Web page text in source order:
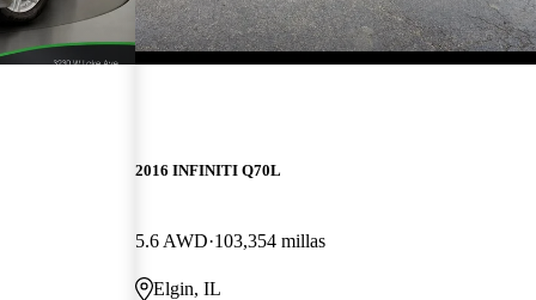
2016 INFINITI Q70L
5.6 AWD 103,354 millas
Elgin, IL